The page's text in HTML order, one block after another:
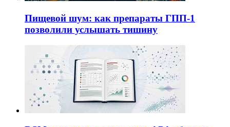
Пищевой шум: как препараты ГПП-1
позволили услышать тишину